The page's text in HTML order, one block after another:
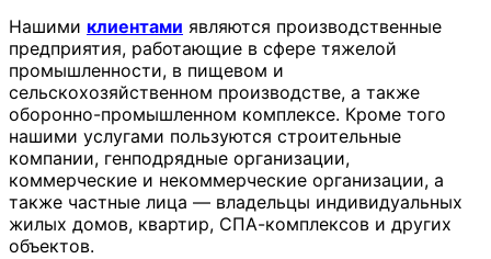
Нашими клиентами являются производственные
предприятия, работающие в сфере тяжелой
промышленности, в пищевом и
сельскохозяйственном производстве, а также
оборонно-промышленном комплексе. Кроме того
нашими услугами пользуются строительные
компании, генподрядные организации,
коммерческие и некоммерческие организации, а
также частные лица — владельцы индивидуальных
жилых домов, квартир, СПА-комплексов и других
объектов.